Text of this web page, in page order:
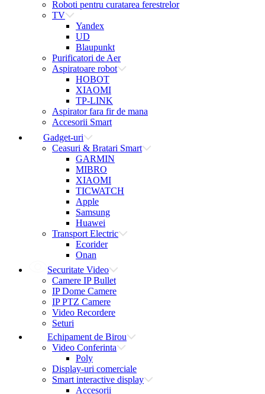
Roboti pentru curatarea ferestrelor
TV
Yandex
UD
Blaupunkt
Purificatori de Aer
Aspiratoare robot
HOBOT
XIAOMI
TP-LINK
Aspirator fara fir de mana
Accesorii Smart
Gadget-uri
Ceasuri & Bratari Smart
GARMIN
MIBRO
XIAOMI
TICWATCH
Apple
Samsung
Huawei
Transport Electric
Ecorider
Onan
Securitate Video
Camere IP Bullet
IP Dome Camere
IP PTZ Camere
Video Recordere
Seturi
Echipament de Birou
Video Conferinta
Poly
Display-uri comerciale
Smart interactive display
Accesorii